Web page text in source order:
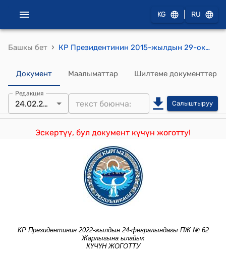
KG RU
Башкы бет › КР Президентинин 2015-жылдын 29-октябрындагы ПЖ № 219 "Кыргыз Республикасынын Жогорку Кеңешинде парламенттик көпчүлүктүн коалициясын түзүү жөнүндө" Жарлыгы
Документ Маалыматтар Шилтеме документтер
Редакция
24.02.2022 Салыштыруу
Эскертүү, бул документ күчүн жоготту!